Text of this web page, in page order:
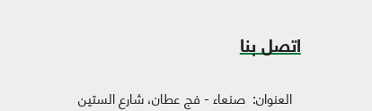
اتصل بنا
العنوان: صنعاء - فج عطان، شارع الستين